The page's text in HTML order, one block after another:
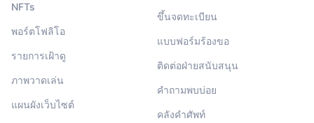
NFTs
พอร์ตโฟลิโอ
รายการเฝ้าดู
ภาพวาดเล่น
แผนผังเว็บไซต์
ขึ้นจดทะเบียน
แบบฟอร์มร้องขอ
ติดต่อฝ่ายสนับสนุน
คำถามพบบ่อย
คลังคำศัพท์